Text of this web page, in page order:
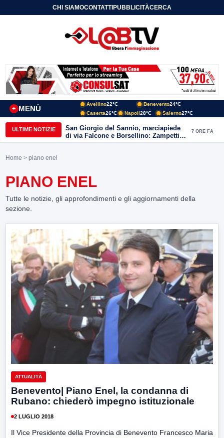
CHI SIAMOCONTATTIPUBBLICITÀCERCA
MENÙ
+
Avellino22°C Benevento24°C
Caserta26°C Napoli28°C Salerno27°C
ULTIME NOTIZIE
San Giorgio del Sannio, marciapiede
di via Falcone e Borsellino: Zampetti e
Lombardi replicano alle polemiche
7 ORE FA
Home > piano enel
PIANO ENEL
Tutte le notizie, gli approfondimenti e gli aggiornamenti della
sezione.
ATTUALITÀ
Benevento| Piano Enel, la condanna di
Rubano: chiederò impegno istituzionale
2 LUGLIO 2018
Il Vice Presidente della Provincia di Benevento Francesco Maria